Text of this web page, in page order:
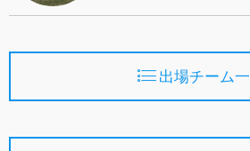
出場チーム